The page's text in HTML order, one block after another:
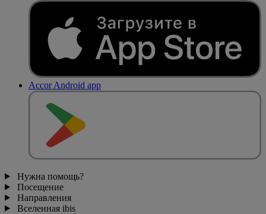
Accor Android app
Нужна помощь?
Посещение
Направления
Вселенная ibis